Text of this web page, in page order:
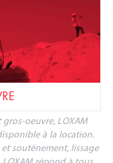
oeuvre, LOXAM
à la location.
soutènement, lissage